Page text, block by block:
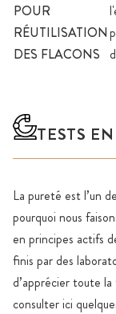
POUR
RÉUTILISATION
DES FLACONS
TESTS
La pureté est l’un
pourquoi nous
en principes actifs
finis par des
d’apprécier toute
consulter ici